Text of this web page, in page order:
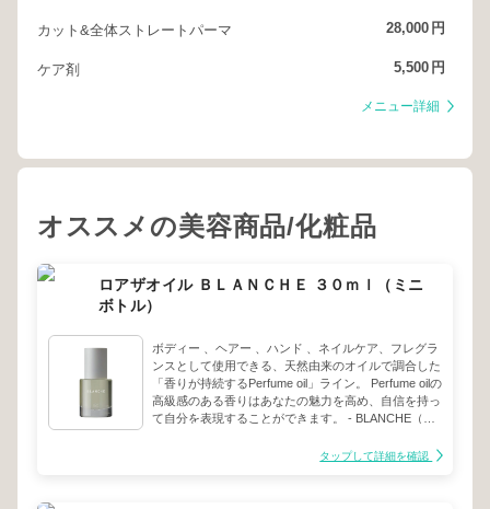
カット&全体ストレートパーマ 28,000 円
ケア剤 5,500 円
メニュー詳細
オススメの美容商品/化粧品
ロアザオイル ＢＬＡＮＣＨＥ ３０ｍｌ（ミニ
ボトル）
ボディー 、ヘアー 、ハンド 、ネイルケア、フレグラ
ンスとして使用できる、天然由来のオイルで調合した
「香りが持続するPerfume oil」ライン。 Perfume oilの
高級感のある香りはあなたの魅力を高め、自信を持っ
て自分を表現することができます。 - BLANCHE（ブ
スが融合した洗練された香りのオイルです。 どんな
タップして詳細を確認